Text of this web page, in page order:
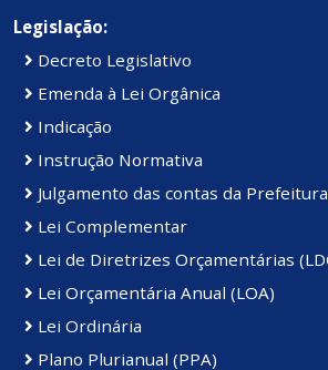
Legislação:
Decreto Legislativo
Emenda à Lei Orgânica
Indicação
Instrução Normativa
Julgamento das contas da
Lei Complementar
Lei de Diretrizes Orçamentárias
Lei Orçamentária Anual (LOA)
Lei Ordinária
Plano Plurianual (PPA)